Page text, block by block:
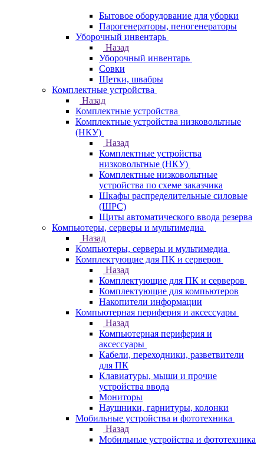
Бытовое оборудование для уборки
Парогенераторы, пеногенераторы
Уборочный инвентарь
Назад
Уборочный инвентарь
Совки
Щетки, швабры
Комплектные устройства
Назад
Комплектные устройства
Комплектные устройства низковольтные
(НКУ)
Назад
Комплектные устройства
низковольтные (НКУ)
Комплектные низковольтные
устройства по схеме заказчика
Шкафы распределительные силовые
(ШРС)
Щиты автоматического ввода резерва
Компьютеры, серверы и мультимедиа
Назад
Компьютеры, серверы и мультимедиа
Комплектующие для ПК и серверов
Назад
Комплектующие для ПК и серверов
Комплектующие для компьютеров
Накопители информации
Компьютерная периферия и аксессуары
Назад
Компьютерная периферия и
аксессуары
Кабели, переходники, разветвители
для ПК
Клавиатуры, мыши и прочие
устройства ввода
Мониторы
Наушники, гарнитуры, колонки
Мобильные устройства и фототехника
Назад
Мобильные устройства и фототехника